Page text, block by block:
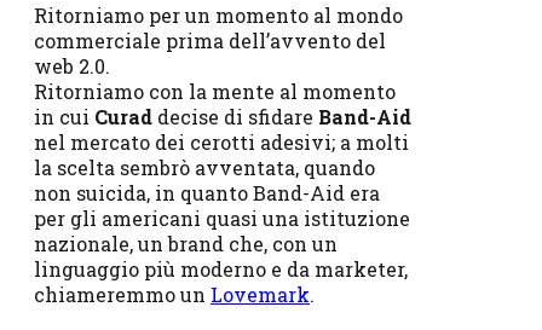
Ritorniamo per un momento al mondo
commerciale prima dell’avvento del
web 2.0.
Ritorniamo con la mente al momento
in cui Curad decise di sfidare Band-Aid
nel mercato dei cerotti adesivi; a molti
la scelta sembrò avventata, quando
non suicida, in quanto Band-Aid era
per gli americani quasi una istituzione
nazionale, un brand che, con un
linguaggio più moderno e da marketer,
chiameremmo un Lovemark.